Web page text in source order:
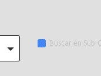
Buscar en Sub-